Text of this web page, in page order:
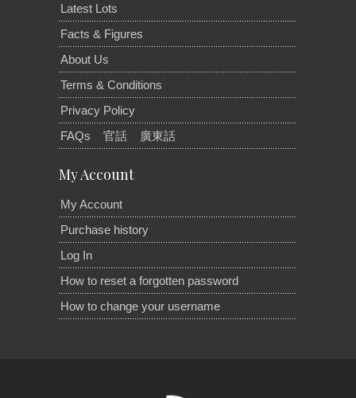
Latest Lots
Facts & Figures
About Us
Terms & Conditions
Privacy Policy
FAQs
官話 廣東話
My Account
My Account
Purchase history
Log In
How to reset a forgotten password
How to change your username